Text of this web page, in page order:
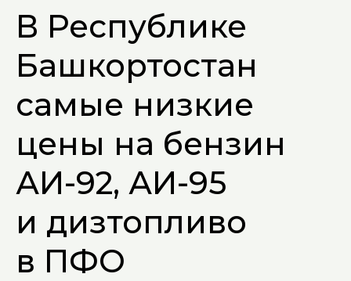
В Республике
Башкортостан
самые низкие
цены на бензин
АИ-92, АИ-95
и дизтопливо
в ПФО